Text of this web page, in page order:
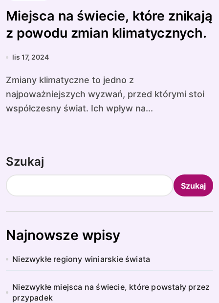
Miejsca na świecie, które znikają
z powodu zmian klimatycznych.
lis 17, 2024
Zmiany klimatyczne to jedno z
najpoważniejszych wyzwań, przed którymi stoi
współczesny świat. Ich wpływ na...
Szukaj
Szukaj
Najnowsze wpisy
Niezwykłe regiony winiarskie świata
Niezwykłe miejsca na świecie, które powstały przez
przypadek